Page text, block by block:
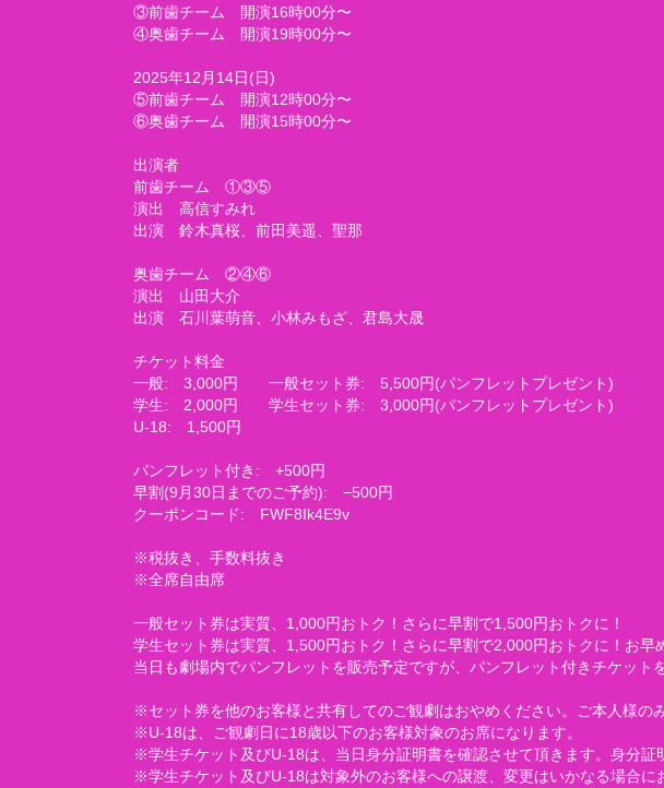
③前歯チーム 開演16時00分〜
④奥歯チーム 開演19時00分〜
2025年12月14日(日)
⑤前歯チーム 開演12時00分〜
⑥奥歯チーム 開演15時00分〜
出演者
前歯チーム ①③⑤
演出 高信すみれ
出演 鈴木真桜、前田美遥、聖那
奥歯チーム ②④⑥
演出 山田大介
出演 石川葉萌音、小林みもざ、君島大晟
チケット料金
一般: 3,000円 一般セット券: 5,500円(パンフレットプレゼント)
学生: 2,000円 学生セット券: 3,000円(パンフレットプレゼント)
U-18: 1,500円
パンフレット付き: +500円
早割(9月30日までのご予約): −500円
クーポンコード: FWF8Ik4E9v
※税抜き、手数料抜き
※全席自由席
一般セット券は実質、1,000円おトク！さらに早割で1,500円おトクに！
学生セット券は実質、1,500円おトク！さらに早割で2,000円おトクに！お早
当日も劇場内でパンフレットを販売予定ですが、パンフレット付きチケット
※セット券を他のお客様と共有してのご観劇はおやめください。ご本人様の
※U-18は、ご観劇日に18歳以下のお客様対象のお席になります。
※学生チケット及びU-18は、当日身分証明書を確認させて頂きます。身分
※学生チケット及びU-18は対象外のお客様への譲渡、変更はいかなる場合に